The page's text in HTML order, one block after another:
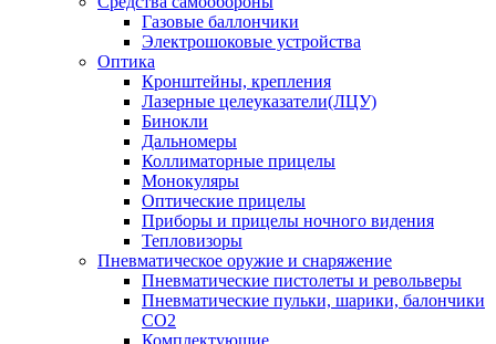
Газовые баллончики
Электрошоковые устройства
Оптика
Кронштейны, крепления
Лазерные целеуказатели(ЛЦУ)
Бинокли
Дальномеры
Коллиматорные прицелы
Монокуляры
Оптические прицелы
Приборы и прицелы ночного видения
Тепловизоры
Пневматическое оружие и снаряжение
Пневматические пистолеты и револьверы
Пневматические пульки, шарики, балончики
CO2
Комплектующие